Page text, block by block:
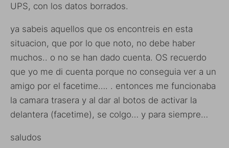
UPS, con los datos borrados.
ya sabeis aquellos que os encontreis en esta
situacion, que por lo que noto, no debe haber
muchos.. o no se han dado cuenta. OS recuerdo
que yo me di cuenta porque no conseguia ver a un
amigo por el facetime…. . entonces me funcionaba
la camara trasera y al dar al botos de activar la
delantera (facetime), se colgo… y para siempre…
saludos